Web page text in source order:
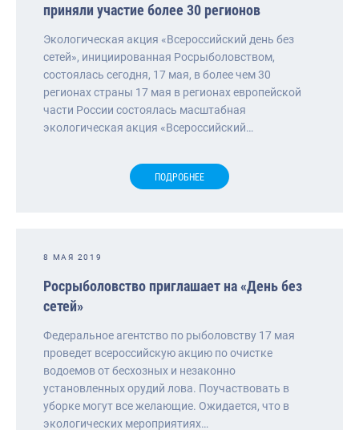
приняли участие более 30 регионов
Экологическая акция «Всероссийский день без
сетей», инициированная Росрыболовством,
состоялась сегодня, 17 мая, в более чем 30
регионах страны 17 мая в регионах европейской
части России состоялась масштабная
экологическая акция «Всероссийский…
ПОДРОБНЕЕ
8 МАЯ 2019
Росрыболовство приглашает на «День без
сетей»
Федеральное агентство по рыболовству 17 мая
проведет всероссийскую акцию по очистке
водоемов от бесхозных и незаконно
установленных орудий лова. Поучаствовать в
уборке могут все желающие. Ожидается, что в
экологических мероприятиях…